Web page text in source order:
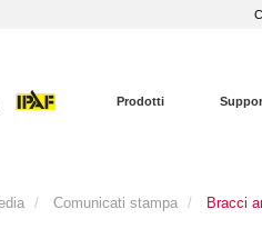
Prodotti
Comunicati stampa Bracci